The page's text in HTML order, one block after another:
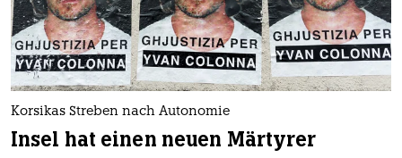
Korsikas Streben nach Autonomie
Insel hat einen neuen Märtyrer